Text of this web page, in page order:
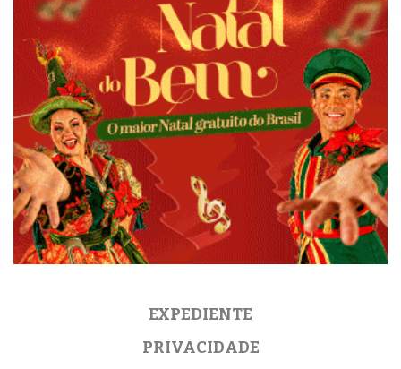
EXPEDIENTE
PRIVACIDADE